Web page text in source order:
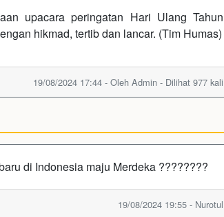
upacara peringatan Hari Ulang Tahun
hikmad, tertib dan lancar. (Tim Humas)
19/08/2024 17:44 - Oleh Admin - Dilihat 977 kali
di Indonesia maju Merdeka ????????
19/08/2024 19:55 - Nurotul